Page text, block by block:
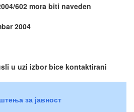
602 mora biti naveden
2004
u uzi izbor bice kontaktirani
за јавност